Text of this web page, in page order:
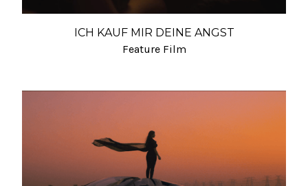
ICH KAUF MIR DEINE ANGST
Feature Film